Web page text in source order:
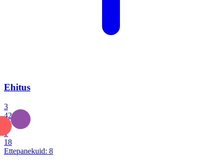
Ehitus
3
42
1
18
Ettepanekuid: 8